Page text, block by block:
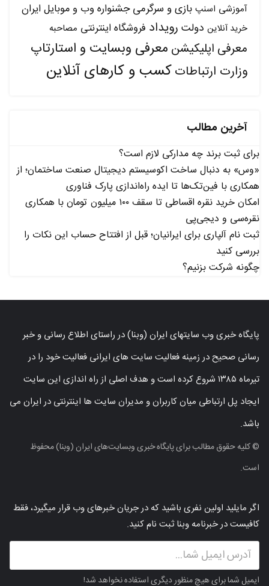
آموزشی اسنپ بازی و سرگرمی جشنواره وب و موبایل ایران
خرید آنلاین دولت رویداد فروشگاه اینترنتی مصاحبه
معرفی اپلیکیشن معرفی وبسایت و استارتاپ
وزارت ارتباطاتکسب و کارهای آنلاین
آخرین مطالب
برای ثبت برند چه مدارکی لازم است؟
«وس» به دنبال ساخت اکوسیستم دیجیتال صنعت ساختمان؛ از
همکاری با فین‌تک‌ها تا ایده راه‌اندازی پارک فناوری
امکان خرید نقره اقساطی تا سقف ۱۰۰ میلیون تومان با همکاری
نقره‌سی و دیجی‌پی
ثبت نام آلپاری برای ایرانیان؛ قبل از افتتاح حساب این نکات را
بررسی کنید
چگونه شرکت بزنیم؟
پایگاه خبری وب سایتهای ایران (وبنا) در راستای اطلاع رسانی و خبر
رسانی صحیح در زمینه فعالیت سایت های ایرانی فعالیت خود را در
تیرماه ۱۳۸۵ شروع کرده است و هدف اصلی از راه اندازی این سایت
ایجاد پل ارتباطی میان کاربران و مدیران سایت ها اینترنتی در ایران می
باشد.
© کلیه حقوق مطالب برای پایگاه خبری وبسایت‌های ایران (وبنا) محفوظ
است.
اگر مایلید اولین نفری باشید که در جریان خبرهای وب قرار میگیرد، فقط
کافیست در خبرنامه وبنا ثبت نام کنید.
ایمیل شما برای هیچ منظور دیگری استفاده نخواهد شد!